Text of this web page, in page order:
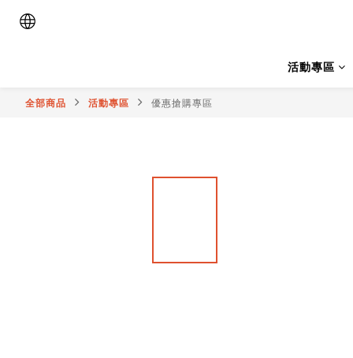
活動專區
全部商品 活動專區 優惠搶購專區